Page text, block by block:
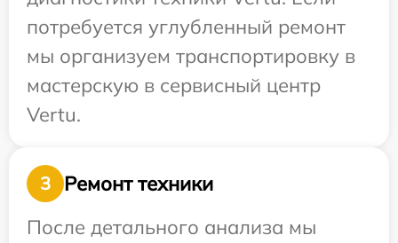
потребуется углубленный ремонт
мы организуем транспортировку в
мастерскую в сервисный центр
Vertu.
3
Ремонт техники
После детального анализа мы